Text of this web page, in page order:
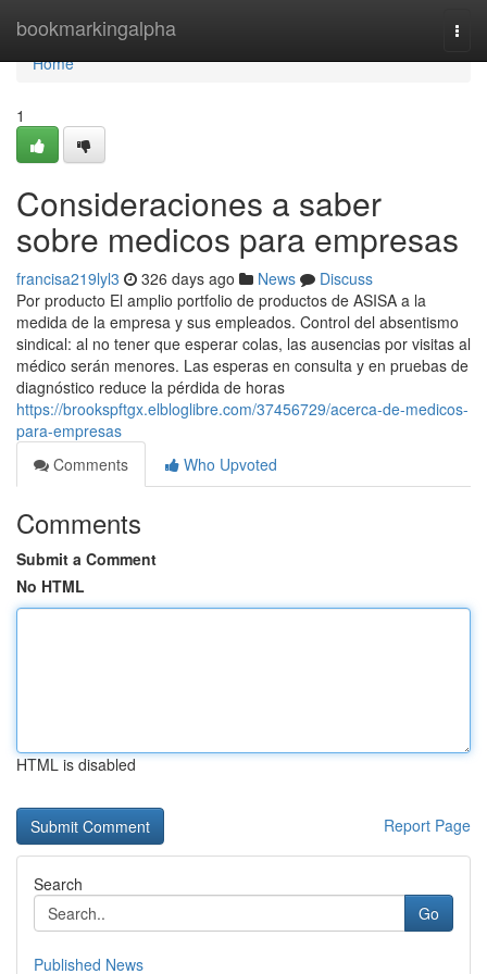
bookmarkingalpha
Home
Home
1
Consideraciones a saber
sobre medicos para empresas
francisa219lyl3 326 days ago News
Discuss
Por producto El amplio portfolio de productos de ASISA a la
medida de la empresa y sus empleados. Control del absentismo
sindical: al no tener que esperar colas, las ausencias por visitas al
médico serán menores. Las esperas en consulta y en pruebas de
diagnóstico reduce la pérdida de horas
https://brookspftgx.elbloglibre.com/37456729/acerca-de-medicos-
para-empresas
Comments
Who Upvoted
Comments
Submit a Comment
No HTML
HTML is disabled
Report Page
Search
Go
Published News